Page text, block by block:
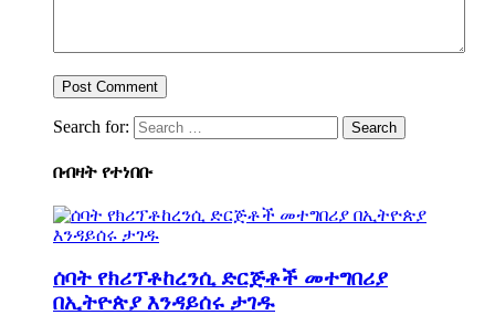
Search for:
በብዛት የተነበቡ
ሰባት የክሪፕቶከረንሲ ድርጅቶች መተግበሪያ
በኢትዮጵያ እንዳይሰሩ ታገዱ